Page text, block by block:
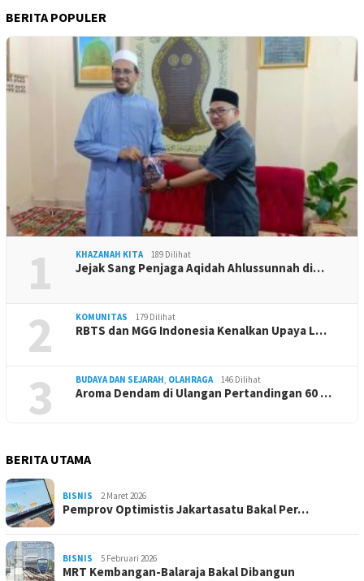
BERITA POPULER
1 KHAZANAH KITA 189 Dilihat
Jejak Sang Penjaga Aqidah Ahlussunnah di…
2 KOMUNITAS 179 Dilihat
RBTS dan MGG Indonesia Kenalkan Upaya L…
3 BUDAYA DAN SEJARAH, OLAHRAGA 146 Dilihat
Aroma Dendam di Ulangan Pertandingan 60 …
BERITA UTAMA
BISNIS 2 Maret 2026
Pemprov Optimistis Jakartasatu Bakal Per…
BISNIS 5 Februari 2026
MRT Kembangan-Balaraja Bakal Dibangun